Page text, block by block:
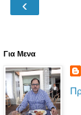
‹
Για Μενα